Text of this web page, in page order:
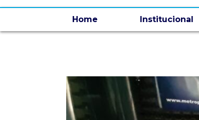
Home Institucional